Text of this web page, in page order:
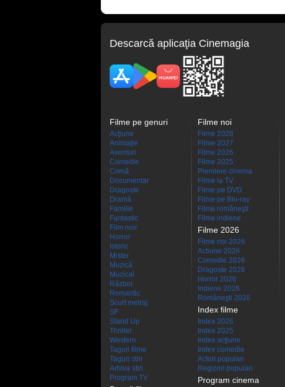
Descarcă aplicaţia Cinemagia
Filme pe genuri
Acţiune
Animaţie
Aventuri
Comedie
Crimă
Documentar
Dragoste
Dramă
Familie
Fantastic
Film noir
Horror
Istoric
Mister
Muzică
Muzical
Război
Romantic
Scurt metraj
SF
Stand Up
Thriller
Western
Taguri filme
Taguri stiri
Arhiva stiri
Program TV
Filme noi
Filme 2028
Filme 2027
Filme 2026
Filme 2025
Premiere cinema
Filme la TV
Filme pe DVD
Filme pe Blu-ray
Filme româneşti
Filme indiene
Filme 2026
Filme noi 2026
Actiune 2026
Comedie 2026
Dragoste 2026
Horror 2026
Indiene 2026
Româneşti 2026
Index filme
Index 2026
Index 2025
Index acţiune
Index comedie
Actori populari
Regizori populari
Program cinema